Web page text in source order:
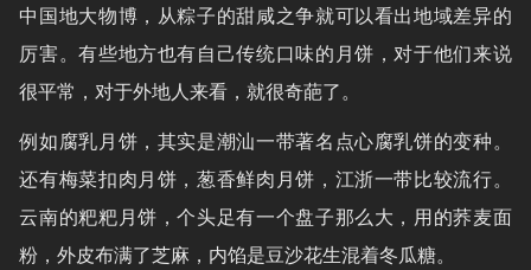
中国地大物博，从粽子的甜咸之争就可以看出地域差异的
厉害。有些地方也有自己传统口味的月饼，对于他们来说
很平常，对于外地人来看，就很奇葩了。
例如腐乳月饼，其实是潮汕一带著名点心腐乳饼的变种。
还有梅菜扣肉月饼，葱香鲜肉月饼，江浙一带比较流行。
云南的粑粑月饼，个头足有一个盘子那么大，用的荞麦面
粉，外皮布满了芝麻，内馅是豆沙花生混着冬瓜糖。